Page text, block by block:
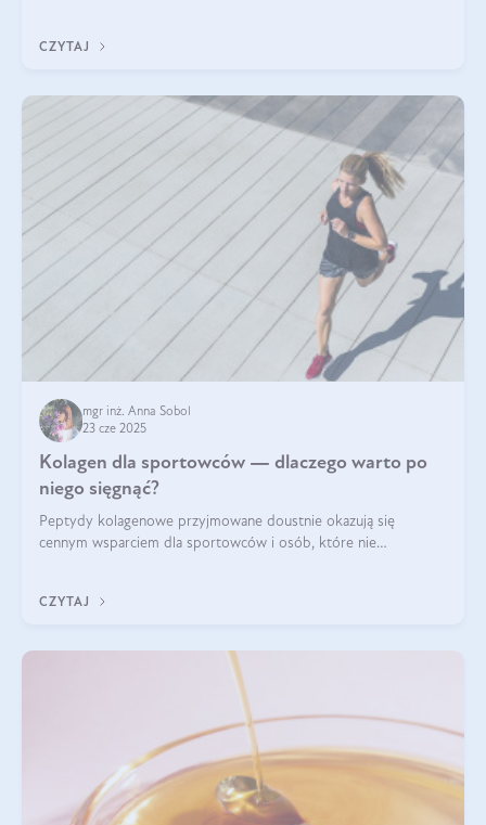
CZYTAJ
mgr inż. Anna Sobol
23 cze 2025
Kolagen dla sportowców — dlaczego warto po
niego sięgnąć?
Peptydy kolagenowe przyjmowane doustnie okazują się
cennym wsparciem dla sportowców i osób, które nie
CZYTAJ